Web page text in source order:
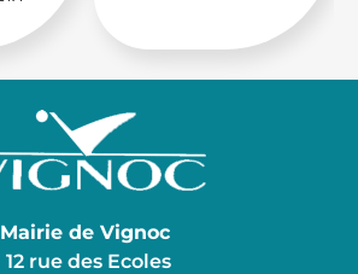
Mairie de Vignoc
12 rue des Ecoles